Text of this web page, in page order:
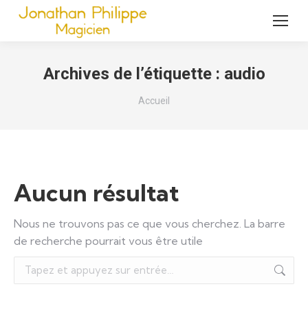
Archives de l’étiquette : audio
Vous êtes ici :
Accueil
Aucun résultat
Nous ne trouvons pas ce que vous cherchez. La barre
de recherche pourrait vous être utile
Recherche
: